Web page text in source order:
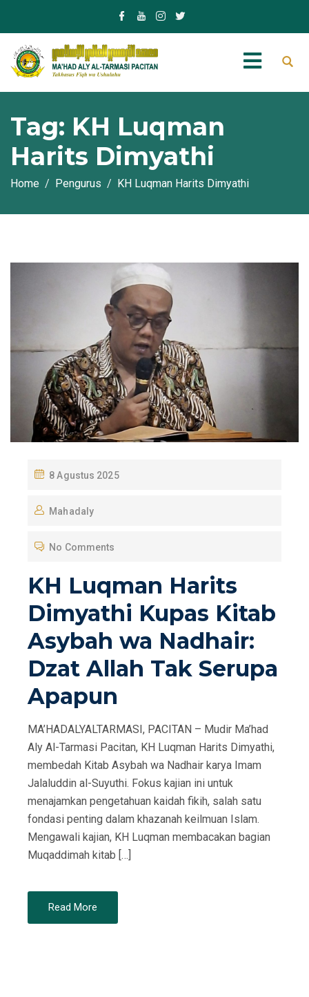
Tag: KH Luqman
Harits Dimyathi
Home Pengurus KH Luqman Harits Dimyathi
P
S
E
O
N
8 Agustus 2025
Mahadaly
No Comments
KH Luqman Harits
Dimyathi Kupas Kitab
Asybah wa Nadhair:
Dzat Allah Tak Serupa
Apapun
MA’HADALYALTARMASI, PACITAN – Mudir Ma’had
Aly Al-Tarmasi Pacitan, KH Luqman Harits Dimyathi,
membedah Kitab Asybah wa Nadhair karya Imam
Jalaluddin al-Suyuthi. Fokus kajian ini untuk
menajamkan pengetahuan kaidah fikih, salah satu
fondasi penting dalam khazanah keilmuan Islam.
Mengawali kajian, KH Luqman membacakan bagian
Muqaddimah kitab […]
Read More